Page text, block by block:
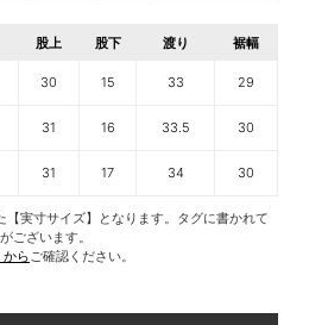
股上 股下 渡り 裾幅
30 15 33 29
31 16 33.5 30
31 17 34 30
実寸サイズ】となります。タグに書かれて
ございます。
からご確認ください。